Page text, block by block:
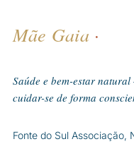
Mãe Gaia ·
Saúde e bem-estar
cuidar-se de forma
Fonte do Sul Associação,